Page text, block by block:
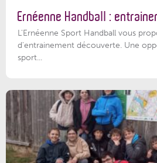
Ernéenne Handball :
L'Ernéenne Sport Handball vous
d'entrainement découverte. Une
sport...